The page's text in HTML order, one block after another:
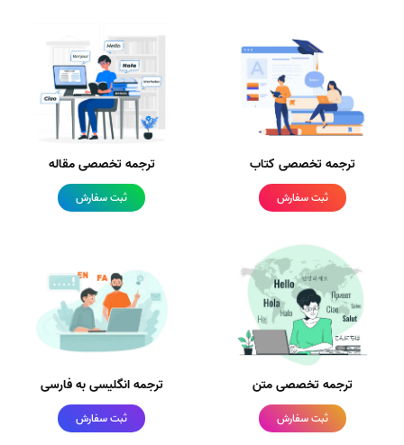
ترجمه تخصصی کتاب
ثبت سفارش
ترجمه تخصصی مقاله
ثبت سفارش
ترجمه تخصصی متن
ثبت سفارش
ترجمه انگلیسی به فارسی
ثبت سفارش